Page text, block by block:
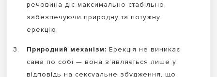
речовина діє максимально стабільно,
забезпечуючи природну та потужну
ерекцію.
Природний механізм: Ерекція не виникає
сама по собі — вона з’являється лише у
відповідь на сексуальне збудження, що